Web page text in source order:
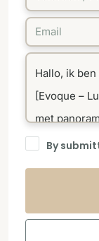
By